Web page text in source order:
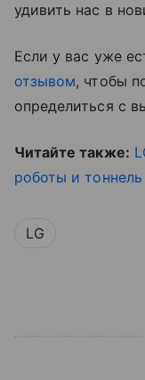
удивить нас в
Если у вас уже
отзывом, чтобы
определиться с
Читайте также:
роботы и
LG